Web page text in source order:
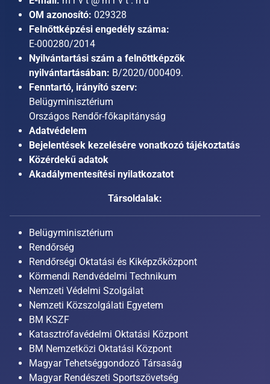
OM azonosító: 029328
Felnőttképzési engedély száma:
E-000280/2014
Nyilvántartási szám a felnőttképzők
nyilvántartásában: B/2020/000409.
Fenntartó, irányító szerv:
Belügyminisztérium
Országos Rendőr-főkapitányság
Adatvédelem
Bejelentések kezelésére vonatkozó tájékoztatás
Közérdekű adatok
Akadálymentesítési nyilatkozatot
Társoldalak:
Belügyminisztérium
Rendőrség
Rendőrségi Oktatási és Kiképzőközpont
Körmendi Rendvédelmi Technikum
Nemzeti Védelmi Szolgálat
Nemzeti Közszolgálati Egyetem
BM KSZF
Katasztrófavédelmi Oktatási Központ
BM Nemzetközi Oktatási Központ
Magyar Tehetséggondozó Társaság
Magyar Rendészeti Sportszövetség